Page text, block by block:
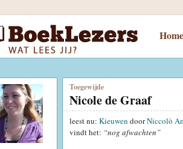
Home
Toegewijde
Nicole de Graaf
leest nu: Kieuwen doorNiccolò
vindt het: “nog afwachten”